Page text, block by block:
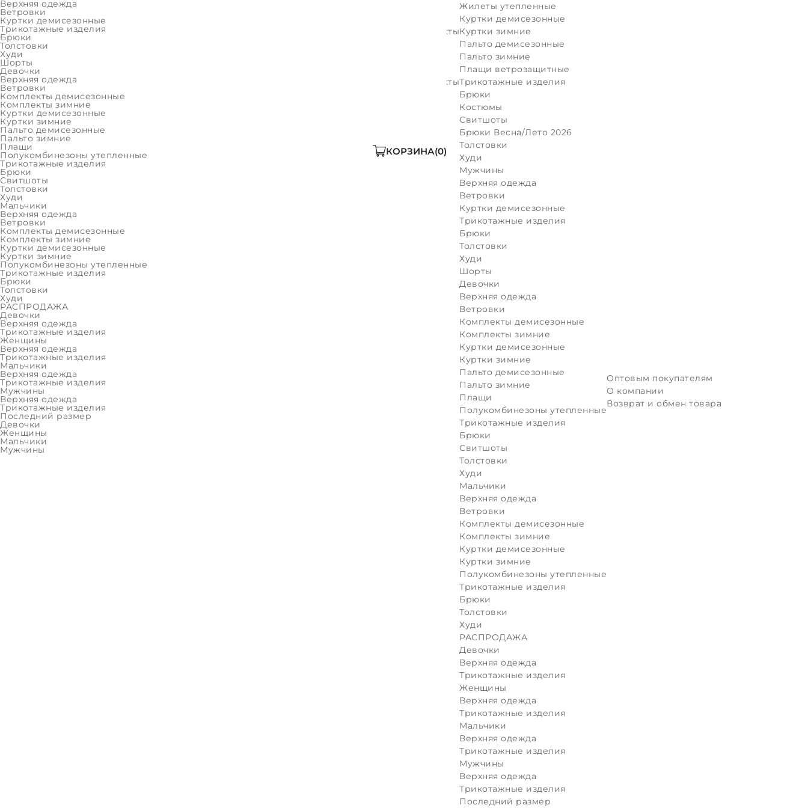
Верхняя одежда
Ветровки
Куртки демисезонные
Трикотажные изделия
Брюки
Толстовки
Худи
Шорты
Девочки
Верхняя одежда
Ветровки
Комплекты демисезонные
Комплекты зимние
Куртки демисезонные
Куртки зимние
Пальто демисезонные
Пальто зимние
Плащи
Полукомбинезоны утепленные
Трикотажные изделия
Брюки
Свитшоты
Толстовки
Худи
Мальчики
Верхняя одежда
Ветровки
Комплекты демисезонные
Комплекты зимние
Куртки демисезонные
Куртки зимние
Полукомбинезоны утепленные
Трикотажные изделия
Брюки
Толстовки
Худи
РАСПРОДАЖА
Девочки
Верхняя одежда
Трикотажные изделия
Женщины
Верхняя одежда
Трикотажные изделия
Мальчики
Верхняя одежда
Трикотажные изделия
Мужчины
Верхняя одежда
Трикотажные изделия
Последний размер
Девочки
Женщины
Мальчики
Мужчины
КОРЗИНА 0
Комплекты\полукомплекты
Комплекты\полукомплекты
Жилеты утепленные
Куртки демисезонные
Куртки зимние
Пальто демисезонные
Пальто зимние
Плащи ветрозащитные
Трикотажные изделия
Брюки
Костюмы
Свитшоты
Брюки Весна/Лето 2026
Толстовки
Худи
Мужчины
Верхняя одежда
Ветровки
Куртки демисезонные
Трикотажные изделия
Брюки
Толстовки
Худи
Шорты
Девочки
Верхняя одежда
Ветровки
Комплекты демисезонные
Комплекты зимние
Куртки демисезонные
Куртки зимние
Пальто демисезонные
Пальто зимние
Плащи
Полукомбинезоны утепленные
Трикотажные изделия
Брюки
Свитшоты
Толстовки
Худи
Мальчики
Верхняя одежда
Ветровки
Комплекты демисезонные
Комплекты зимние
Куртки демисезонные
Куртки зимние
Полукомбинезоны утепленные
Трикотажные изделия
Брюки
Толстовки
Худи
РАСПРОДАЖА
Девочки
Верхняя одежда
Трикотажные изделия
Женщины
Верхняя одежда
Трикотажные изделия
Мальчики
Верхняя одежда
Трикотажные изделия
Мужчины
Верхняя одежда
Трикотажные изделия
Последний размер
Оптовым покупателям
О компании
Возврат и обмен товара